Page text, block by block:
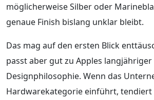
möglicherweise Silber oder
genaue Finish bislang unklar bleibt.
Das mag auf den ersten Blick
passt aber gut zu Apples langjähriger
Designphilosophie. Wenn das
Hardwarekategorie einführt, tendiert